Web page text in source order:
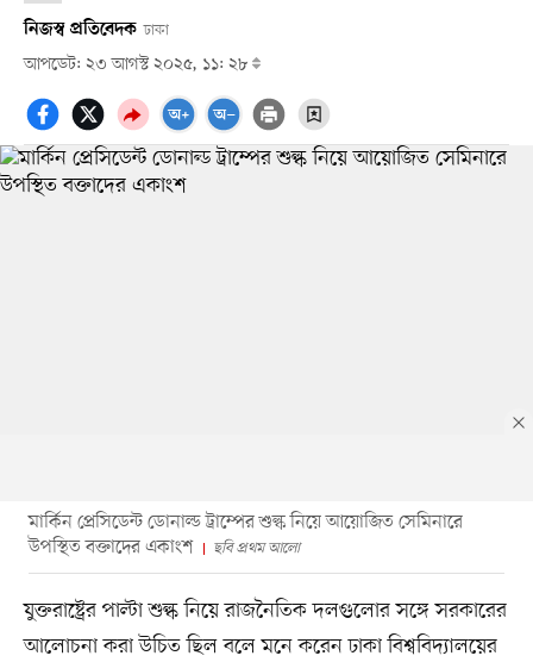
নিজস্ব প্রতিবেদক ঢাকা
আপডেট: ২৩ আগস্ট ২০২৫, ১১: ২৮
মার্কিন প্রেসিডেন্ট ডোনাল্ড ট্রাম্পের শুল্ক নিয়ে আয়োজিত সেমিনারে
উপস্থিত বক্তাদের একাংশ
ছবি প্রথম আলো
যুক্তরাষ্ট্রের পাল্টা শুল্ক নিয়ে রাজনৈতিক দলগুলোর সঙ্গে সরকারের
আলোচনা করা উচিত ছিল বলে মনে করেন ঢাকা বিশ্ববিদ্যালয়ের